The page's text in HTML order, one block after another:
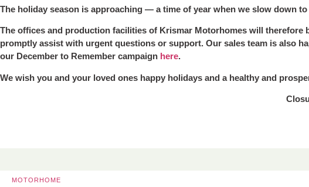
The holiday season is approaching — a time of year when we slow down
The offices and production facilities of Krismar Motorhomes will therefore
promptly assist with urgent questions or support. Our sales team is also
our December to Remember campaign here.
We wish you and your loved ones happy holidays and a healthy and
MOTORHOME